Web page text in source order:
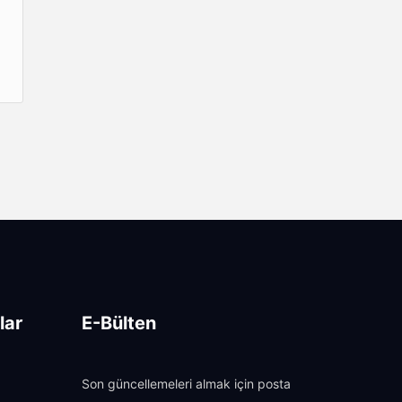
E-Bülten
Son güncellemeleri almak için posta